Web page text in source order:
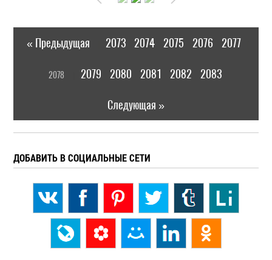
« Предыдущая 2073 2074 2075 2076 2077
2078 2079 2080 2081 2082 2083
Следующая »
ДОБАВИТЬ В СОЦИАЛЬНЫЕ СЕТИ